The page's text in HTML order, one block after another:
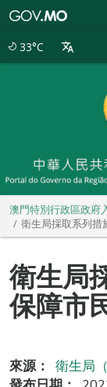
33°C
澳門特別行政區政府
衛生局採取系列措
衛生局
保障市
來源：
衛生局（